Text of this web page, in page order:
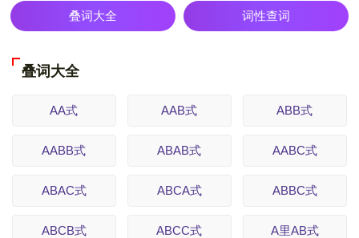
叠词大全 词性查词
叠词大全
AA式 AAB式 ABB式
AABB式 ABAB式 AABC式
ABAC式 ABCA式 ABBC式
ABCB式 ABCC式 A里AB式